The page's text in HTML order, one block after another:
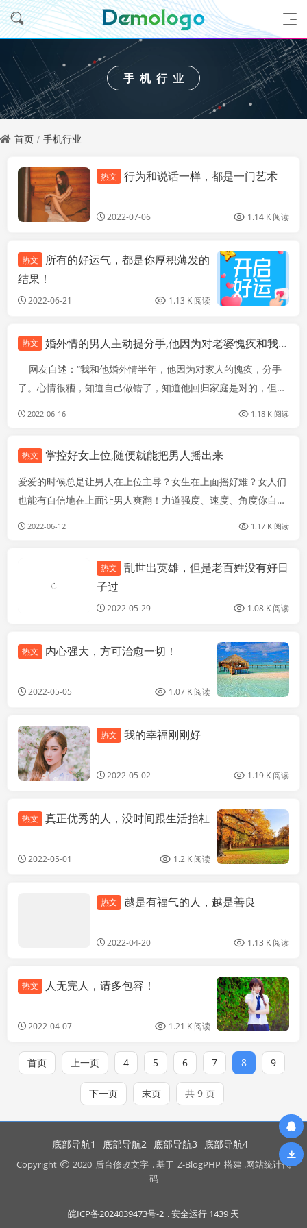
手机行业
首页 手机行业
手机行业
热文 行为和说话一样，都是一门艺术
2022-07-06 1.14 K 阅读
热文
所有的好运气，都是你厚积薄发的
结果！
2022-06-21 1.13 K 阅读
热文 婚外情的男人主动提分手,他因为对老婆愧疚和我分手
网友自述：“我和他婚外情半年，他因为对家人的愧疚，分手
了。心情很糟，知道自己做错了，知道他回归家庭是对的，但从
2022-06-16 1.18 K 阅读
热文 掌控好女上位,随便就能把男人摇出来
爱爱的时候总是让男人在上位主导？女生在上面摇好难？女人们
也能有自信地在上面让男人爽翻！力道强度、速度、角度你自己
2022-06-12 1.17 K 阅读
手机行业
热文
乱世出英雄，但是老百姓没有好日
子过
2022-05-29 1.08 K 阅读
热文 内心强大，方可治愈一切！
2022-05-05 1.07 K 阅读
手机行业
热文 我的幸福刚刚好
2022-05-02 1.19 K 阅读
热文 真正优秀的人，没时间跟生活抬杠
2022-05-01 1.2 K 阅读
手机行业
热文 越是有福气的人，越是善良
2022-04-20 1.13 K 阅读
热文 人无完人，请多包容！
2022-04-07 1.21 K 阅读
首页 上一页 4 5 6 7 8 9
下一页 末页 共 9 页
底部导航1 底部导航2 底部导航3 底部导航4
Copyright 2020 后台修改文字 . 基于 Z-BlogPHP 搭建 .网站统计代
码
皖ICP备2024039473号-2 . 安全运行 1439 天